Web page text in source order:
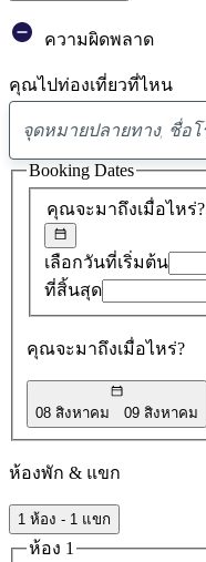
ความผิดพลาด
คุณไปท่องเที่ยวที่ไหน
คุณจะมาถึงเมื่อไหร่?
เลือกวันที่เริ่มต้น
ที่สิ้นสุด
คุณจะมาถึงเมื่อไหร่?
08 สิงหาคม 09 สิงหาคม
Booking Dates
ห้องพัก & แขก
1 ห้อง - 1 แขก
ห้อง 1